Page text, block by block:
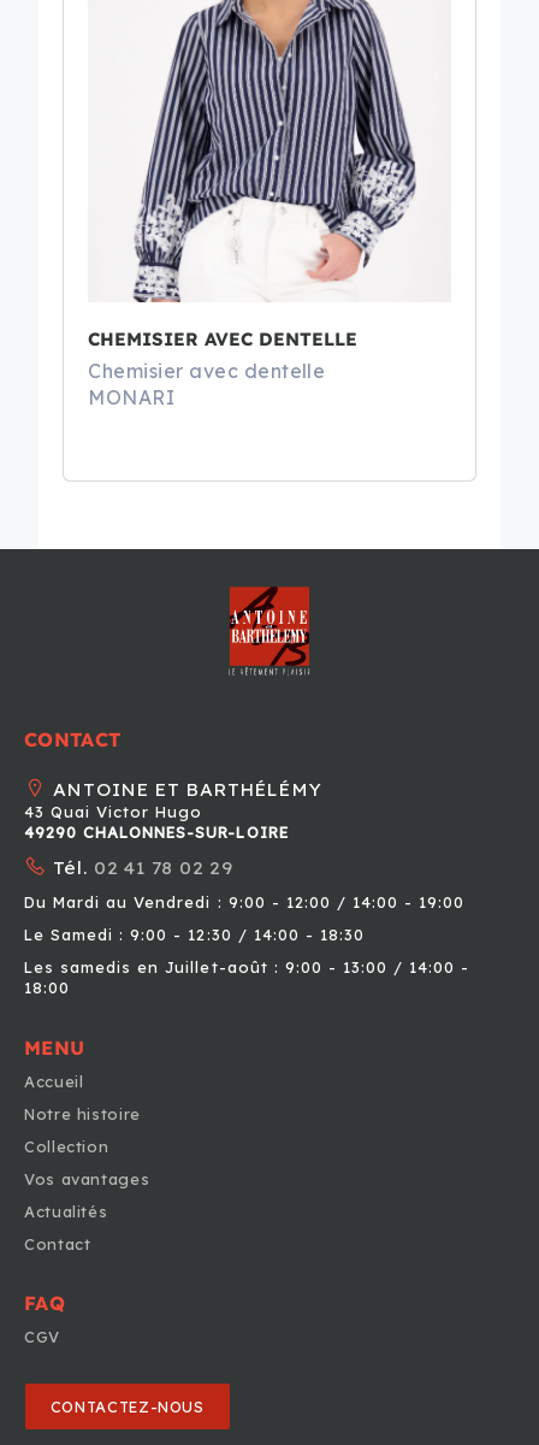
CHEMISIER AVEC DENTELLE
Chemisier avec dentelle
MONARI
CONTACT
ANTOINE ET BARTHÉLÉMY
43 Quai Victor Hugo
49290 CHALONNES-SUR-LOIRE
Tél. 02 41 78 02 29
Du Mardi au Vendredi : 9:00 - 12:00 / 14:00 - 19:00
Le Samedi : 9:00 - 12:30 / 14:00 - 18:30
Les samedis en Juillet-août : 9:00 - 13:00 / 14:00 -
18:00
MENU
Accueil
Notre histoire
Collection
Vos avantages
Actualités
Contact
FAQ
CGV
CONTACTEZ-NOUS